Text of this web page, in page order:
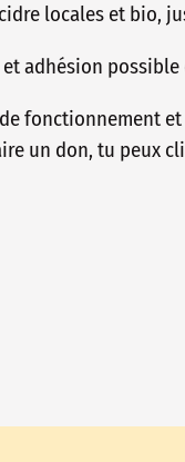
locales et bio,
adhésion possible
fonctionnement
un don, tu peux